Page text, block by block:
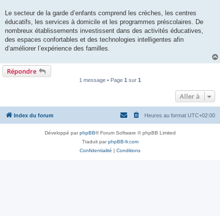
Le secteur de la garde d’enfants comprend les crèches, les centres
éducatifs, les services à domicile et les programmes préscolaires. De
nombreux établissements investissent dans des activités éducatives,
des espaces confortables et des technologies intelligentes afin
d’améliorer l’expérience des familles.
Répondre
1 message • Page 1 sur 1
Aller à
Index du forum Heures au format UTC+02:00
Développé parphpBB® Forum Software © phpBB Limited
Traduit parphpBB-fr.com
Confidentialité | Conditions